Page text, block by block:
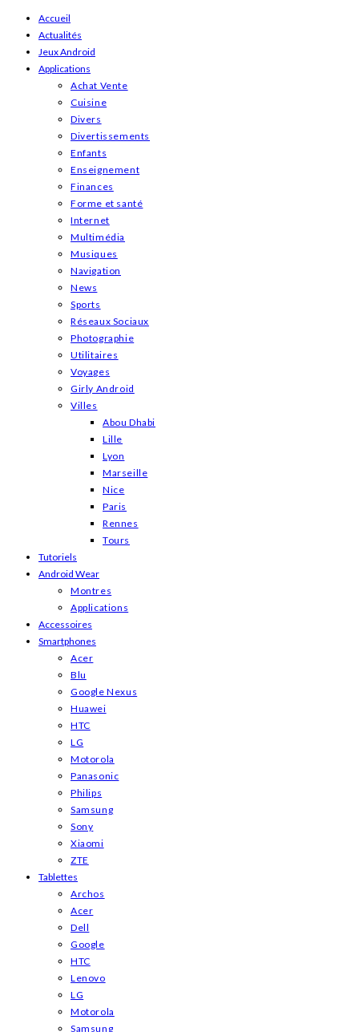
Skip
content
Accueil
Actualités
Jeux Android
Applications
Achat Vente
Cuisine
Divers
Divertissements
Enfants
Enseignement
Finances
Forme et santé
Internet
Multimédia
Musiques
Navigation
News
Sports
Réseaux Sociaux
Photographie
Utilitaires
Voyages
Girly Android
Villes
Abou Dhabi
Lille
Lyon
Marseille
Nice
Paris
Rennes
Tours
Tutoriels
Android Wear
Montres
Applications
Accessoires
Smartphones
Acer
Blu
Google Nexus
Huawei
HTC
LG
Motorola
Panasonic
Philips
Samsung
Sony
Xiaomi
ZTE
Tablettes
Archos
Acer
Dell
Google
HTC
Lenovo
LG
Motorola
Samsung